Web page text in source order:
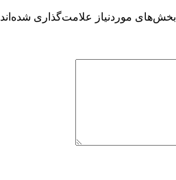
بخش‌های موردنیاز علامت‌گذاری شده‌اند